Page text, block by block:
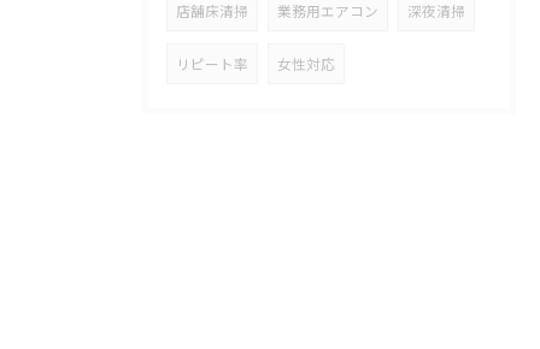
店舗床清掃 業務用エアコン 深夜清掃
リピート率 女性対応